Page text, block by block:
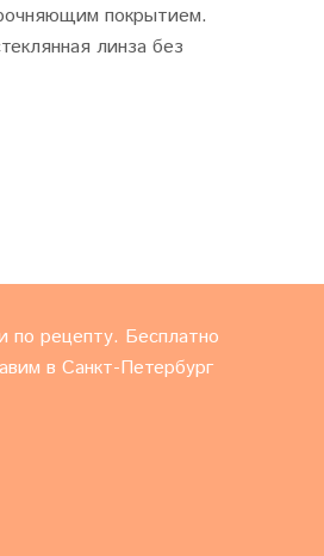
покрытием.
линза без
по рецепту. Бесплатно
в Санкт-Петербург